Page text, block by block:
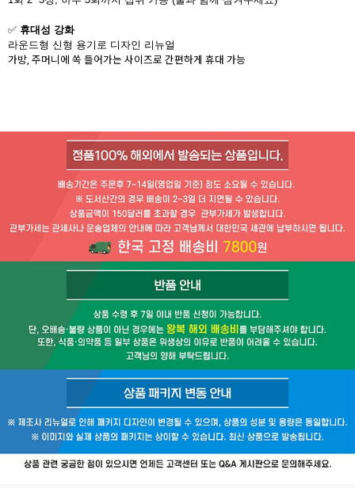
✅ 휴대성 강화
라운드형 신형 용기로 디자인 리뉴얼
가방, 주머니에 쏙 들어가는 사이즈로 간편하게 휴대 가능